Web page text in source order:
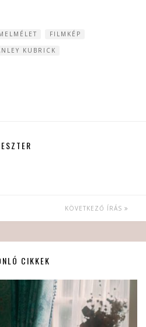
FILMKÉP
KUBRICK
KÖVETKEZŐ ÍRÁS
CIKKEK